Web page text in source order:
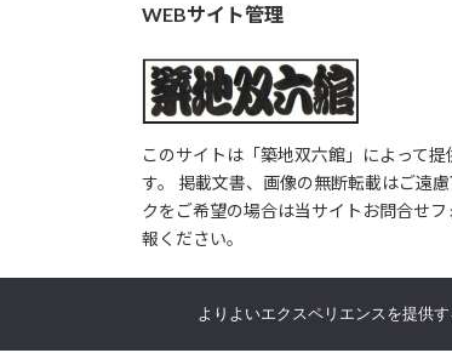
WEBサイト管理
このサイトは「築地双六館」によって提
す。 掲載文書、画像の無断転載はご遠
クをご希望の場合は当サイトお問合せ
報ください。
よりよいエクスペリエンスを提供